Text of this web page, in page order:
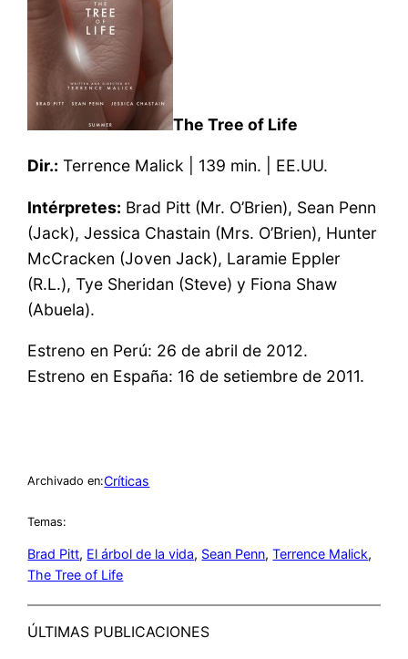
The Tree of Life
Dir.: Terrence Malick | 139 min. | EE.UU.
Intérpretes: Brad Pitt (Mr. O’Brien), Sean Penn
(Jack), Jessica Chastain (Mrs. O’Brien), Hunter
McCracken (Joven Jack), Laramie Eppler
(R.L.), Tye Sheridan (Steve) y Fiona Shaw
(Abuela).
Estreno en Perú: 26 de abril de 2012.
Estreno en España: 16 de setiembre de 2011.
Archivado en:Críticas
Temas:
Brad Pitt, El árbol de la vida, Sean Penn, Terrence Malick
The Tree of Life
ÚLTIMAS PUBLICACIONES